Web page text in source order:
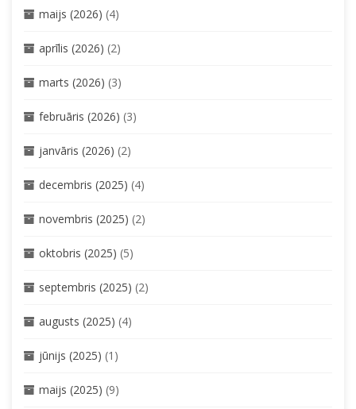
maijs (2026) (4)
aprīlis (2026) (2)
marts (2026) (3)
februāris (2026) (3)
janvāris (2026) (2)
decembris (2025) (4)
novembris (2025) (2)
oktobris (2025) (5)
septembris (2025) (2)
augusts (2025) (4)
jūnijs (2025) (1)
maijs (2025) (9)